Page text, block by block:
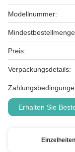
Modellnummer:
Preis:
Verpackungsdetails:
Erhalten Sie
Einzelheiten